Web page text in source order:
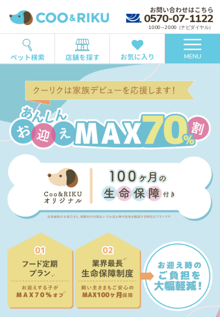
お問い合わせはこちら
0570-07-1122
10:00～20:00（ナビダイヤル）
ペット検索 店舗を探す お気に入り MENU